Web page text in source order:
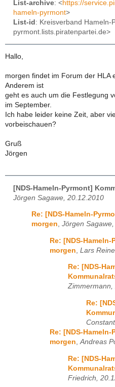
List-archive: <https://
hameln-pyrmont>
List-id : Kreisverband Hameln-
pyrmont.lists.piratenpartei.de>
Hallo,
morgen findet im Forum der HLA
Anderem ist
geht es auch um die Festlegung
im September.
Ich habe leider keine Zeit, aber
vorbeischauen?
Gruß
Jörgen
[NDS-Hameln-Pyrmont]
Jörgen Sagawe, 20.12.2010
Re: [NDS-Hameln-
morgen, Jörgen
Re: [NDS-
morgen Lars
Re: [NDS-
Zimmermann,
Re:
Re: [NDS-
morgen Andreas
Re: [NDS-
Friedrich,